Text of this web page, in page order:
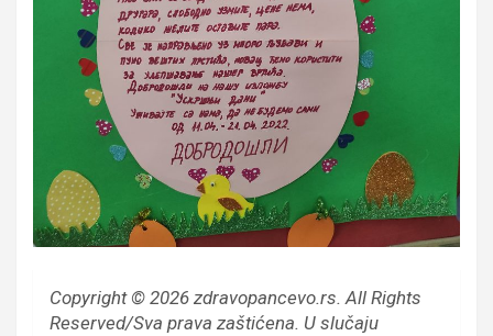
Copyright © 2026 zdravopancevo.rs. All Rights
Reserved/Sva prava zaštićena. U slučaju